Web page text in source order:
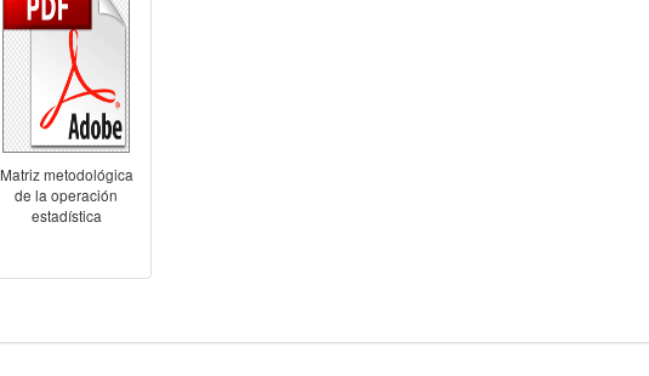
Matriz metodológica
de la operación
estadística